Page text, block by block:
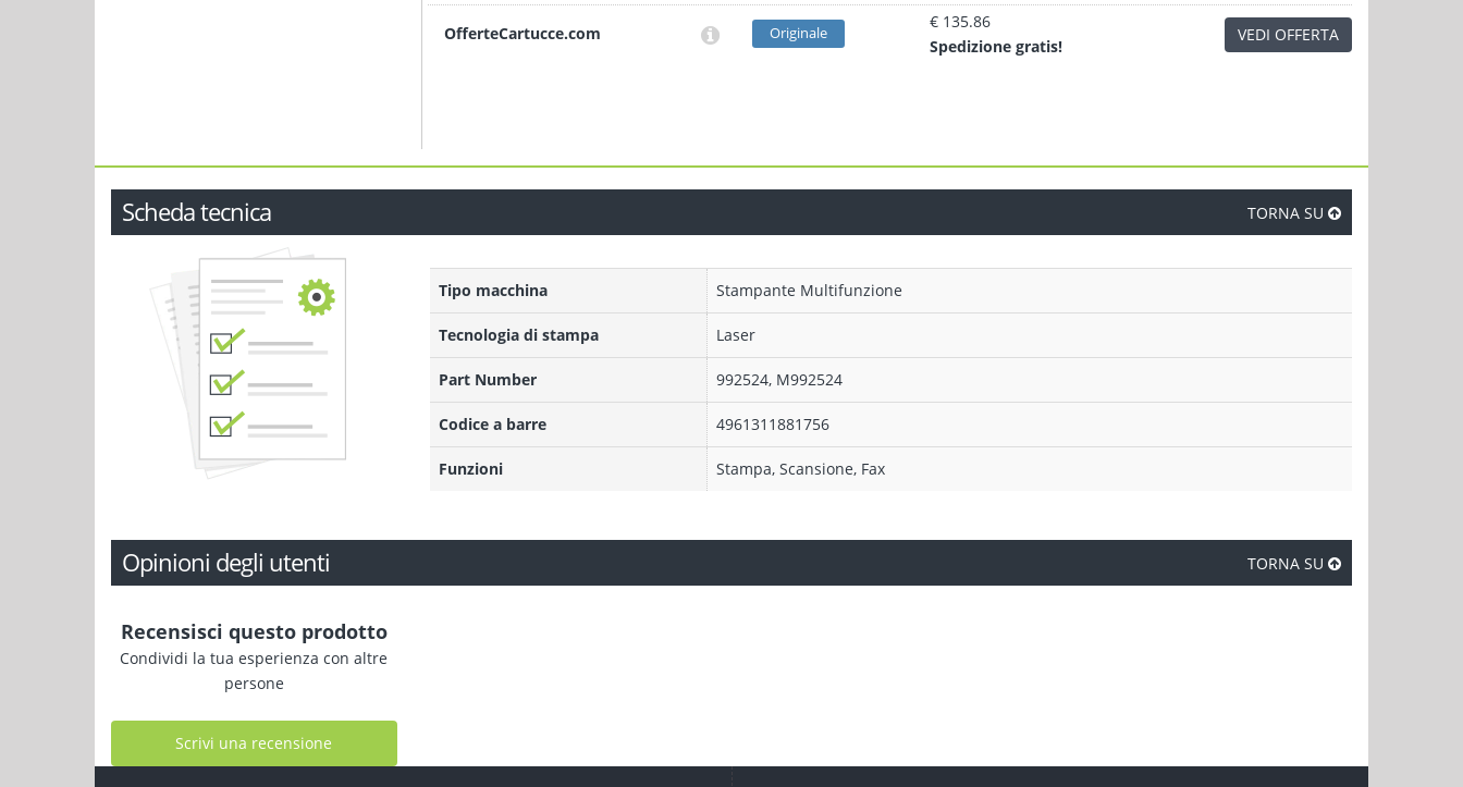
OfferteCartucce.com Originale
€ 135.86
Spedizione gratis!
VEDI OFFERTA
Scheda tecnica TORNA SU
Tipo macchina Stampante Multifunzione
Tecnologia di stampa Laser
Part Number 992524, M992524
Codice a barre 4961311881756
Funzioni Stampa, Scansione, Fax
Opinioni degli utenti TORNA SU
Recensisci questo prodotto
Condividi la tua esperienza con altre
persone
Scrivi una recensione